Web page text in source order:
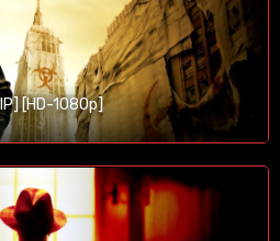
[HD-1080p]